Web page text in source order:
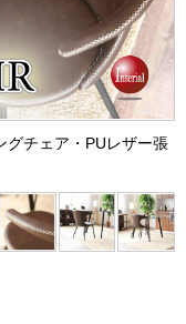
グチェア・PUレザー張